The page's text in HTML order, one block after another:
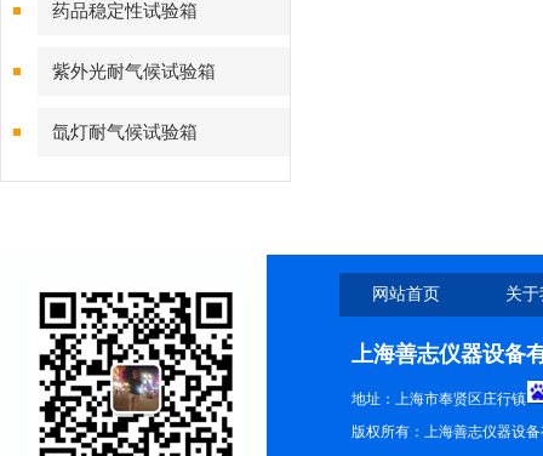
药品稳定性试验箱
紫外光耐气候试验箱
氙灯耐气候试验箱
网站首页 关
上海善志仪器设备
地址：上海市奉贤区庄行镇
版权所有：上海善志仪器设